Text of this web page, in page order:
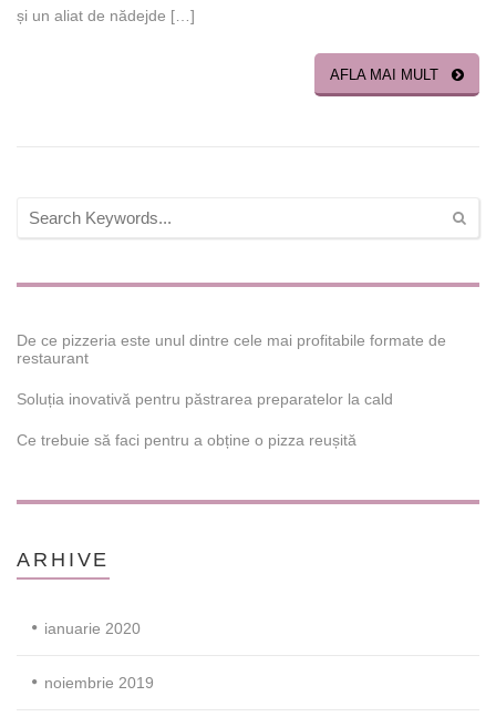
și un aliat de nădejde […]
AFLA MAI MULT
De ce pizzeria este unul dintre cele mai profitabile formate de
restaurant
Soluția inovativă pentru păstrarea preparatelor la cald
Ce trebuie să faci pentru a obține o pizza reușită
ARHIVE
ianuarie 2020
noiembrie 2019